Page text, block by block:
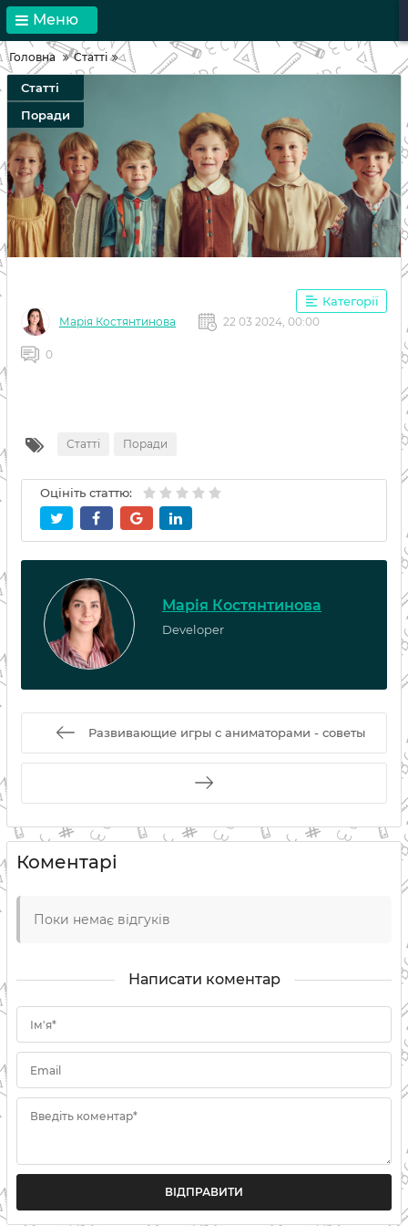
Меню
Головна Статті
Статті
Поради
Категорії
Марія Костянтинова 22 03 2024, 00:00
0
Статті Поради
Оцініть статтю:
Марія Костянтинова
Developer
Развивающие игры с аниматорами - советы
Коментарі
Поки немає відгуків
Написати коментар
Ім'я*
Email
Введіть коментар*
ВІДПРАВИТИ